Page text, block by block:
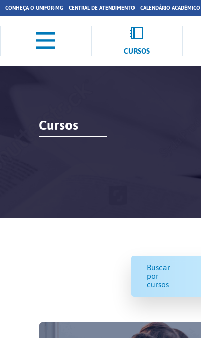
CONHEÇA O UNIFOR-MG CENTRAL DE ATENDIMENTO CALENDÁRIO ACADÊMICO
CURSOS
Cursos
Buscar
por
cursos